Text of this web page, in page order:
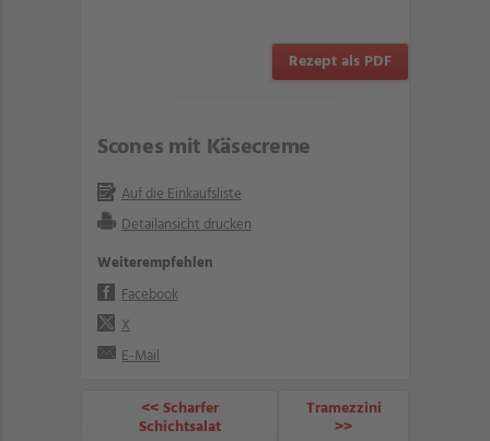
Rezept als PDF
Scones mit Käsecreme
Auf die Einkaufsliste
Detailansicht drucken
Weiterempfehlen
Facebook
X
E-Mail
<< Scharfer
Schichtsalat
Tramezzini
>>